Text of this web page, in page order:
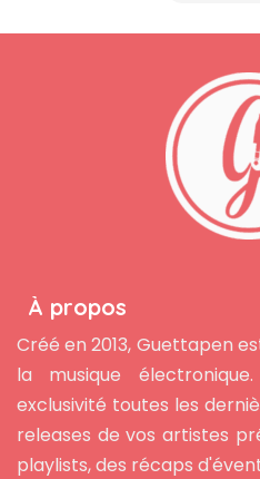
À propos
Créé en 2013, Guettapen
la musique
exclusivité toutes les
releases de vos artistes
playlists, des récaps